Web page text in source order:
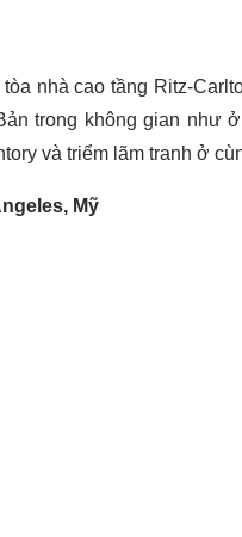
tòa nhà cao tầng Ritz-
trong không gian như
và triểm lãm tranh ở
Mỹ